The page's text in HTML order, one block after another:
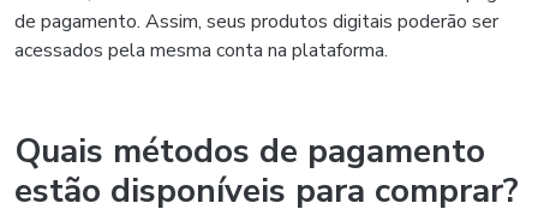
de pagamento. Assim, seus produtos digitais poderão ser
acessados pela mesma conta na plataforma.
Quais métodos de pagamento
estão disponíveis para comprar?